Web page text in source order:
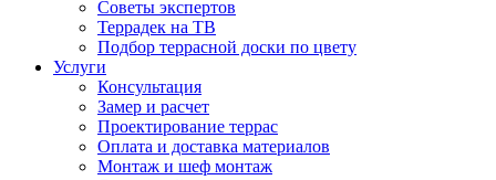
Советы экспертов
Террадек на ТВ
Подбор террасной доски по цвету
Услуги
Консультация
Замер и расчет
Проектирование террас
Оплата и доставка материалов
Монтаж и шеф монтаж